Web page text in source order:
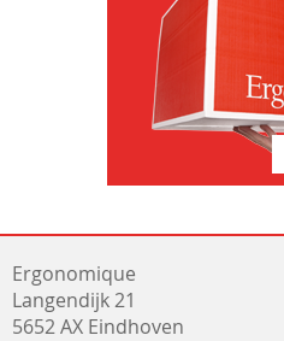
Ergonomique
Langendijk 21
5652 AX Eindhoven